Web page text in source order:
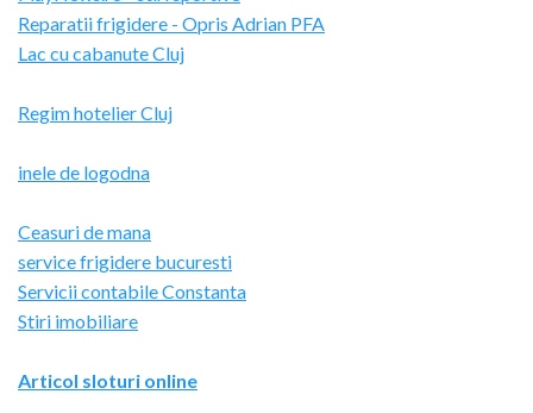
Reparatii frigidere - Opris Adrian PFA
Lac cu cabanute Cluj
Regim hotelier Cluj
inele de logodna
Ceasuri de mana
service frigidere bucuresti
Servicii contabile Constanta
Stiri imobiliare
Articol sloturi online